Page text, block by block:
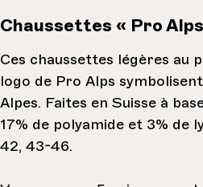
Chaussettes « Pro
Ces chaussettes légères au
logo de Pro Alps
Alpes. Faites en Suisse à
17% de polyamide et 3% de
42, 43-46.